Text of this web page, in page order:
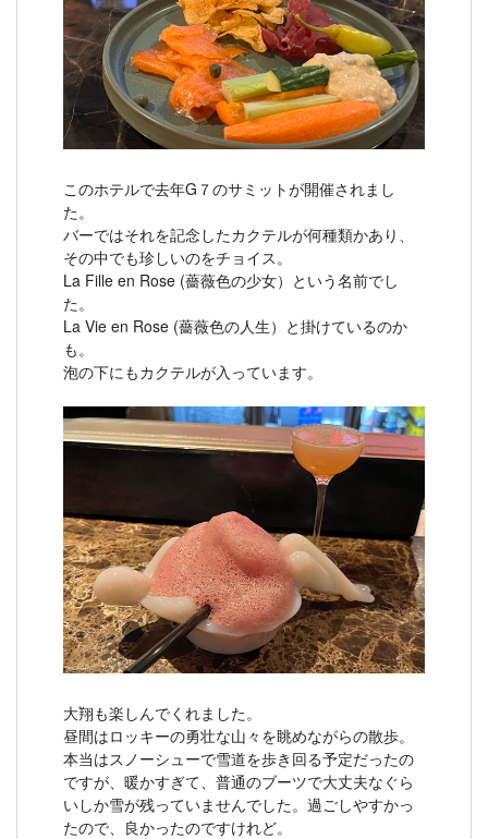
このホテルで去年G７のサミットが開催されまし
た。
バーではそれを記念したカクテルが何種類かあり、
その中でも珍しいのをチョイス。
La Fille en Rose (薔薇色の少女）という名前でし
た。
La Vie en Rose (薔薇色の人生）と掛けているのか
も。
泡の下にもカクテルが入っています。
大翔も楽しんでくれました。
昼間はロッキーの勇壮な山々を眺めながらの散歩。
本当はスノーシューで雪道を歩き回る予定だったの
ですが、暖かすぎて、普通のブーツで大丈夫なぐら
いしか雪が残っていませんでした。過ごしやすかっ
たので、良かったのですけれど。